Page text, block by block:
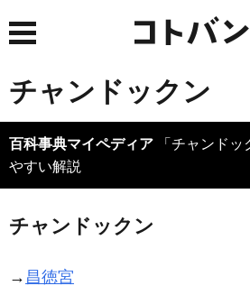
チャンドックン
百科事典マイペディア 「チャンドッ
やすい解説
チャンドックン
→ 昌徳宮